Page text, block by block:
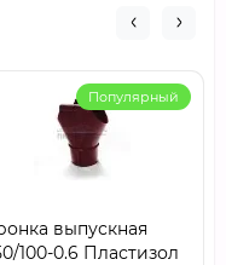
Популярный
выпускная
100-0.6 Пластизол